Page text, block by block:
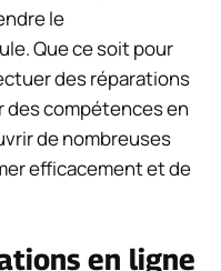
le
Que ce soit pour
des réparations
des compétences en
de nombreuses
efficacement et de
en ligne